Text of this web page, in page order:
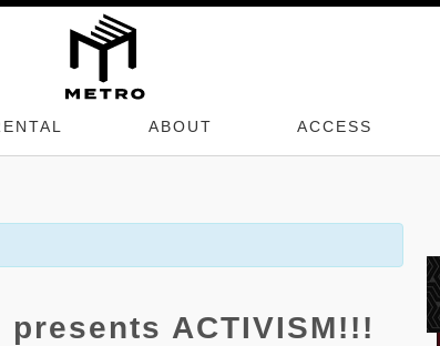
ABOUT ACCESS
presents ACTIVISM!!!